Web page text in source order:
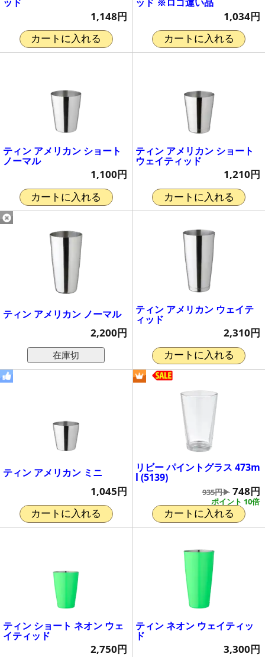
1,148円
カートに入れる
1,034円
カートに入れる
ティン アメリカン ショート
ノーマル
1,100円
カートに入れる
ティン アメリカン ショート
ウェイティッド
1,210円
カートに入れる
ティン アメリカン ノーマル
2,200円
在庫切
ティン アメリカン ウェイテ
ィッド
2,310円
カートに入れる
ティン アメリカン ミニ
1,045円
カートに入れる
リビー パイントグラス 473m
l (5139)
ポイント 10倍
935円▶ 748円
カートに入れる
ティン ショート ネオン ウェ
イティッド
2,750円
ティン ネオン ウェイティッ
ド
3,300円